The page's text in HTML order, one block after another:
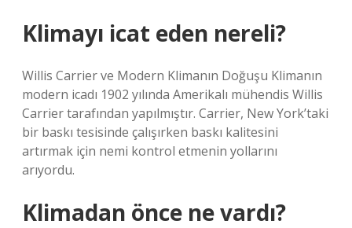
Klimayı icat eden nereli?
Willis Carrier ve Modern Klimanın Doğuşu Klimanın
modern icadı 1902 yılında Amerikalı mühendis Willis
Carrier tarafından yapılmıştır. Carrier, New York’taki
bir baskı tesisinde çalışırken baskı kalitesini
artırmak için nemi kontrol etmenin yollarını
arıyordu.
Klimadan önce ne vardı?